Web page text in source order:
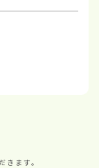
ます。